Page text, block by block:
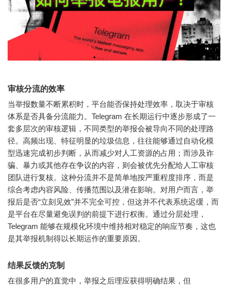
审核分流的效率
当举报数量不断累积时，平台能否保持处理效率，取决于审核
体系是否具备分流能力。Telegram 在长期运行中逐步形成了一
套多层次的审核逻辑，不同类型的举报会被导向不同的处理路
径。高频出现、特征明显的垃圾信息，往往能够通过自动化模
型迅速完成初步判断，从而减少对人工资源的占用；而涉及诈
骗、暴力或其他存在争议的内容，则会被优先分配给人工审核
团队进行复核。这种分流并不是简单地按严重程度排序，而是
综合考虑内容风险、传播范围以及潜在影响。对用户而言，举
报后是否“立刻见效”并不完全可控，但这并不代表系统迟缓，而
是平台在尽量避免误判的前提下进行权衡。通过分层处理，
Telegram 能够在规模化环境中维持相对稳定的响应节奏，这也
是其举报机制得以长期运作的重要原因。
结果反馈的克制
在很多用户的直觉中，举报之后理应获得明确结果，但